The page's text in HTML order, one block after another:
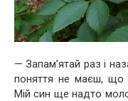
— Запам’ятай раз і
поняття не маєш, що
Мій син ще надто